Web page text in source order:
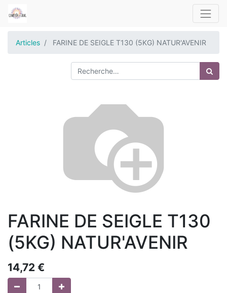
Articles FARINE DE SEIGLE T130 (5KG) NATUR'AVENIR
FARINE DE SEIGLE T130
(5KG) NATUR'AVENIR
14,72 €